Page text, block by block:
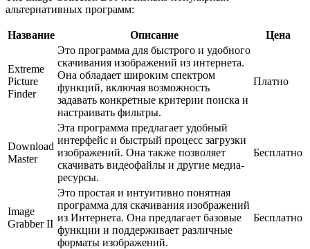
альтернативных программ:
Название Описание Цена
Extreme
Picture
Finder
Это программа для быстрого и удобного
скачивания изображений из интернета.
Она обладает широким спектром
функций, включая возможность
задавать конкретные критерии поиска и
настраивать фильтры.
Платно
Download
Master
Эта программа предлагает удобный
интерфейс и быстрый процесс загрузки
изображений. Она также позволяет
скачивать видеофайлы и другие медиа-
ресурсы.
Бесплатно
Image
Grabber II
Это простая и интуитивно понятная
программа для скачивания изображений
из Интернета. Она предлагает базовые
функции и поддерживает различные
форматы изображений.
Бесплатно